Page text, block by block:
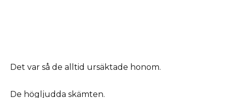
Det var så de alltid ursäktade honom.
De högljudda skämten.